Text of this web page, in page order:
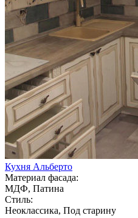
Кухня Альберто
Материал фасада:
МДФ, Патина
Стиль:
Неоклассика, Под старину